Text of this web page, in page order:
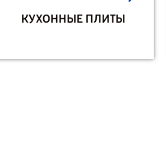
КУХОННЫЕ ПЛИТЫ